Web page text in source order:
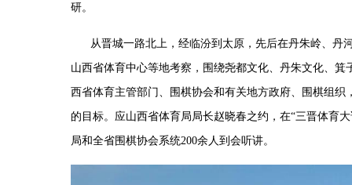
研。
从晋城一路北上，经临汾到太原，先后在丹朱岭、丹
山西省体育中心等地考察，围绕尧都文化、丹朱文化、
西省体育主管部门、围棋协会和有关地方政府、围棋组
的目标。应山西省体育局局长赵晓春之约，在“三晋体育
局和全省围棋协会系统200余人到会听讲。